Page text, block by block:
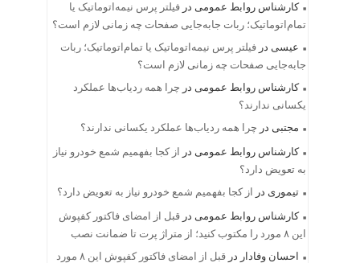
کارشناس روابط عمومی در فیلتر پرس نیمه‌اتوماتیک یا
تمام‌اتوماتیک؛ ربات جابه‌جایی صفحات چه زمانی لازم است؟
عیسی در فیلتر پرس نیمه‌اتوماتیک یا تمام‌اتوماتیک؛ ربات
جابه‌جایی صفحات چه زمانی لازم است؟
کارشناس روابط عمومی در چرا همه ردیاب‌ها عملکرد
یکسانی ندارند؟
مجتبی در چرا همه ردیاب‌ها عملکرد یکسانی ندارند؟
کارشناس روابط عمومی در
از کجا بفهمیم شمع خودرو نیاز
به تعویض دارد؟
تیموری در
از کجا بفهمیم شمع خودرو نیاز به تعویض دارد؟
کارشناس روابط عمومی در قبل از امضای فاکتور کفپوش
این ۸ مورد را مکتوب کنید؛ از متراژ پرت تا ضمانت نصب
احسان وفادار در
قبل از امضای فاکتور کفپوش این ۸ مورد